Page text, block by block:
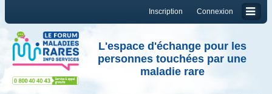
Connexion
Inscription
L'espace d'échange pour les
personnes touchées par une
maladie rare